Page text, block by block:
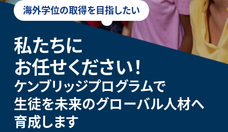
海外学位の取得を目指したい
私たちに
お任せください！
ケンブリッジプログラムで
生徒を未来のグローバル人材へ
育成します